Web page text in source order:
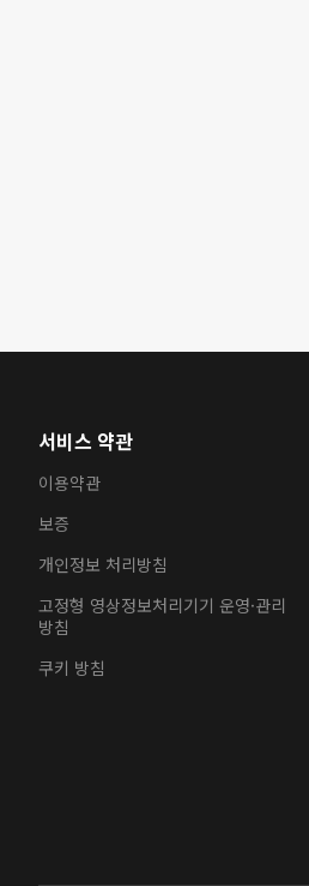
서비스 약관
이용약관
보증
개인정보 처리방침
고정형 영상정보처리기기 운영·관리
방침
쿠키 방침